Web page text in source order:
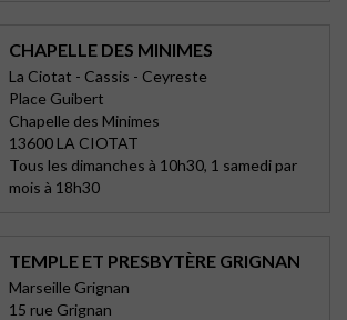
CHAPELLE DES MINIMES
La Ciotat - Cassis - Ceyreste
Place Guibert
Chapelle des Minimes
13600 LA CIOTAT
Tous les dimanches à 10h30, 1 samedi par
mois à 18h30
TEMPLE ET PRESBYTÈRE GRIGNAN
Marseille Grignan
15 rue Grignan